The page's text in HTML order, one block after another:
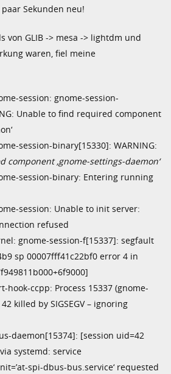
Sekunden neu!
von GLIB -> mesa -> lightdm und
waren, fiel meine
session: gnome-session-
Unable to find required component
session-binary[15330]: WARNING:
component ‚gnome-settings-daemon‘
session-binary: Entering running
session: Unable to init server:
refused
gnome-session-f[15337]: segfault
sp 00007fff41c22bf0 error 4 in
hook-ccpp: Process 15337 (gnome-
killed by SIGSEGV – ignoring
daemon[15374]: [session uid=42
systemd: service
spi-dbus-bus.service‘ requested